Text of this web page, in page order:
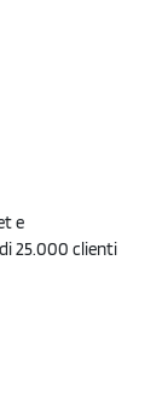
e
25.000 clienti